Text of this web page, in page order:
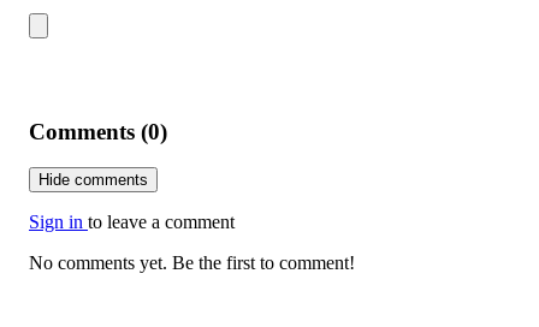
Comments (0)
Hide comments
Sign in to leave a comment
No comments yet. Be the first to comment!